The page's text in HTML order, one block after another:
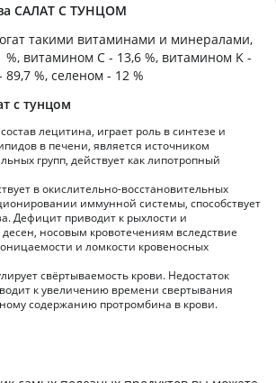
САЛАТ С ТУНЦОМ
такими витаминами и минералами,
%, витамином C - 13,6 %, витамином K -
%, селеном - 12 %
с тунцом
лецитина, играет роль в синтезе и
в печени, является источником
групп, действует как липотропный
в окислительно-восстановительных
иммунной системы, способствует
Дефицит приводит к рыхлости и
десен, носовым кровотечениям вследствие
и ломкости кровеносных
свёртываемость крови. Недостаток
к увеличению времени свертывания
содержанию протромбина в крови.